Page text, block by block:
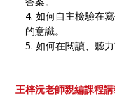
如何自主檢驗在
的意識。
如何在閱讀、聽
王梓沅老師親編課程